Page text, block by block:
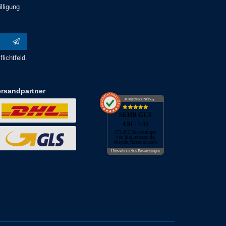
AUSGEZEICHNET.org
SEHR GUT
4.91/ 5.00
173.452 Bewertungen
von hier, amazon.de,
ebay.de, facebook.com
Hinweis zu den Bewertungen